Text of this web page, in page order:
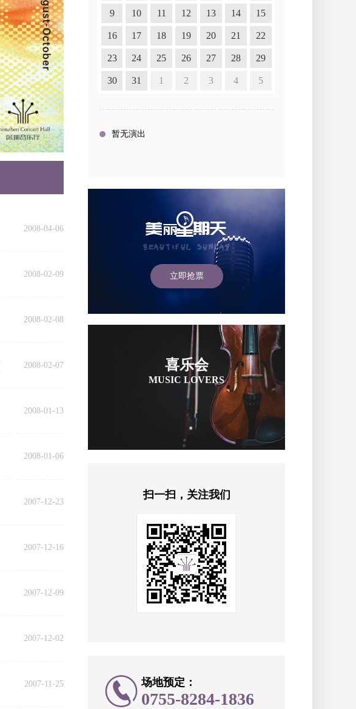
2008-04-06
2008-02-09
2008-02-08
2008-02-07
2008-01-13
2008-01-06
2007-12-23
2007-12-16
2007-12-09
2007-12-02
2007-11-25
9 10 11 12 13 14 15
16 17 18 19 20 21 22
23 24 25 26 27 28 29
30 31 1 2 3 4 5
暂无演出
立即抢票
喜乐会
MUSIC LOVERS
扫一扫，关注我们
场地预定：
0755-8284-1836